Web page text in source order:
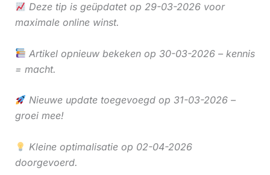
Deze tip is geüpdatet op 29-03-2026 voor
maximale online winst.
Artikel opnieuw bekeken op 30-03-2026 – kennis
= macht.
Nieuwe update toegevoegd op 31-03-2026 –
groei mee!
Kleine optimalisatie op 02-04-2026
doorgevoerd.